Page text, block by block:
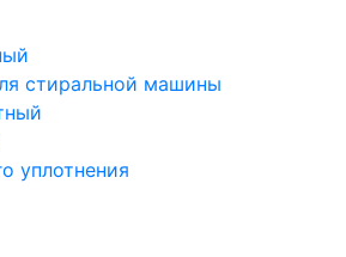
стиральной машины
уплотнения